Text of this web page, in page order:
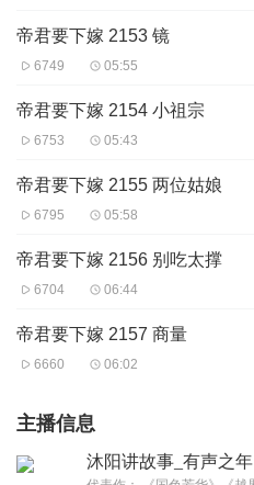
帝君要下嫁 2153 镜
6749 05:55
帝君要下嫁 2154 小祖宗
6753 05:43
帝君要下嫁 2155 两位姑娘
6795 05:58
帝君要下嫁 2156 别吃太撑
6704 06:44
帝君要下嫁 2157 商量
6660 06:02
主播信息
沐阳讲故事_有声之年